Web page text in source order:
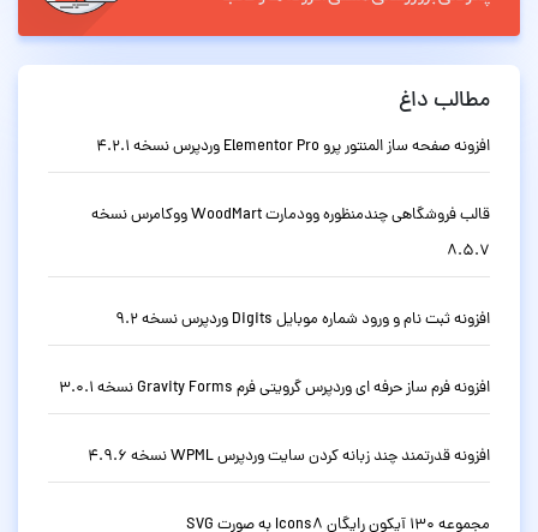
مطالب داغ
افزونه صفحه ساز المنتور پرو Elementor Pro وردپرس نسخه 4.2.1
قالب فروشگاهی چندمنظوره وودمارت WoodMart ووکامرس نسخه
8.5.7
افزونه ثبت نام و ورود شماره موبایل Digits وردپرس نسخه 9.2
افزونه فرم ساز حرفه ای وردپرس گرویتی فرم Gravity Forms نسخه 3.0.1
افزونه قدرتمند چند زبانه کردن سایت وردپرس WPML نسخه 4.9.6
مجموعه 130 آیکون رایگان Icons8 به صورت SVG